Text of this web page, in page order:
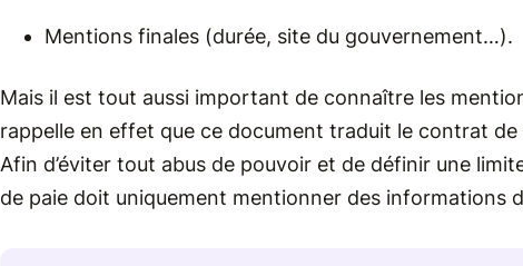
Mentions finales (durée, site du gouvernement…).
Mais il est tout aussi important de connaître les
rappelle en effet que ce document traduit le contrat de
Afin d’éviter tout abus de pouvoir et de définir une
de paie doit uniquement mentionner des informations